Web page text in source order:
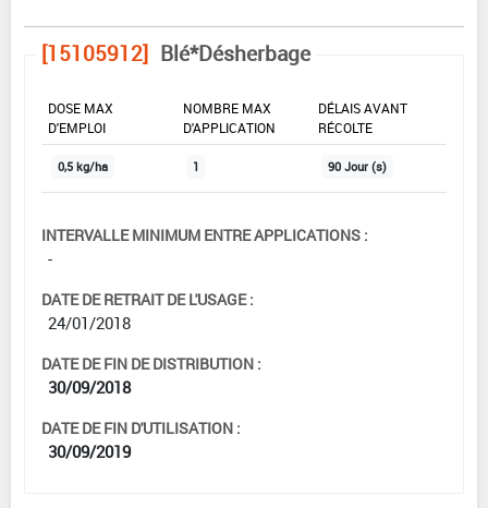
[15105912] Blé*Désherbage
DOSE MAX
D'EMPLOI
NOMBRE MAX
D'APPLICATION
DÉLAIS AVANT
RÉCOLTE
0,5 kg/ha 1 90 Jour (s)
INTERVALLE MINIMUM ENTRE APPLICATIONS :
-
DATE DE RETRAIT DE L'USAGE :
24/01/2018
DATE DE FIN DE DISTRIBUTION :
30/09/2018
DATE DE FIN D'UTILISATION :
30/09/2019